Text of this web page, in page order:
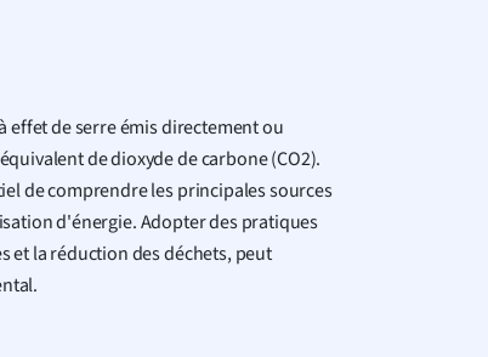
effet de serre émis directement ou
de dioxyde de carbone (CO2).
de comprendre les principales sources
d'énergie. Adopter des pratiques
la réduction des déchets, peut